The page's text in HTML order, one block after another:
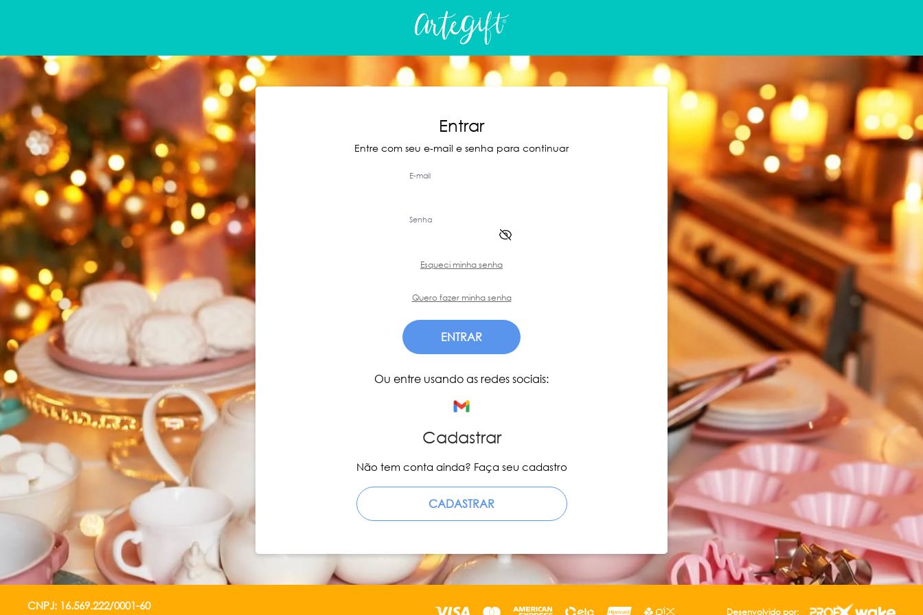
Entrar
Entre com seu e-mail e senha para continuar
E-mail
Senha
Esqueci minha senha
Quero fazer minha senha
ENTRAR
Ou entre usando as redes sociais:
Cadastrar
Não tem conta ainda? Faça seu cadastro
CADASTRAR
CNPJ: 16.569.222/0001-60
Desenvolvido por: